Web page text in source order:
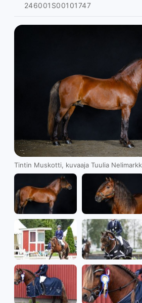
246001S00101747
Tintin Muskotti, kuvaaja Tuulia